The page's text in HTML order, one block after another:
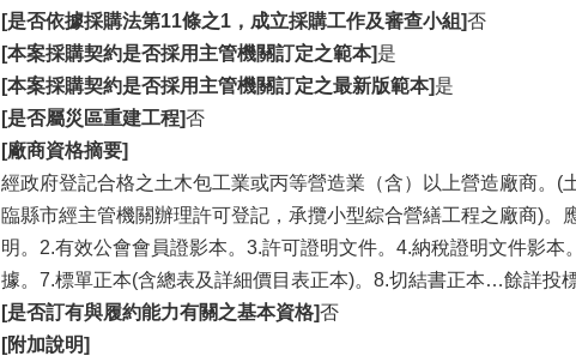
[是否依據採購法第11條之1，成立採購工作及審查小組]否
[本案採購契約是否採用主管機關訂定之範本]是
[本案採購契約是否採用主管機關訂定之最新版範本]是
[是否屬災區重建工程]否
[廠商資格摘要]
經政府登記合格之土木包工業或丙等營造業（含）以上營造廠商。(
臨縣市經主管機關辦理許可登記，承攬小型綜合營繕工程之廠商)。
明。2.有效公會會員證影本。3.許可證明文件。4.納稅證明文件影本
據。7.標單正本(含總表及詳細價目表正本)。8.切結書正本…餘詳投
[是否訂有與履約能力有關之基本資格]否
[附加說明]